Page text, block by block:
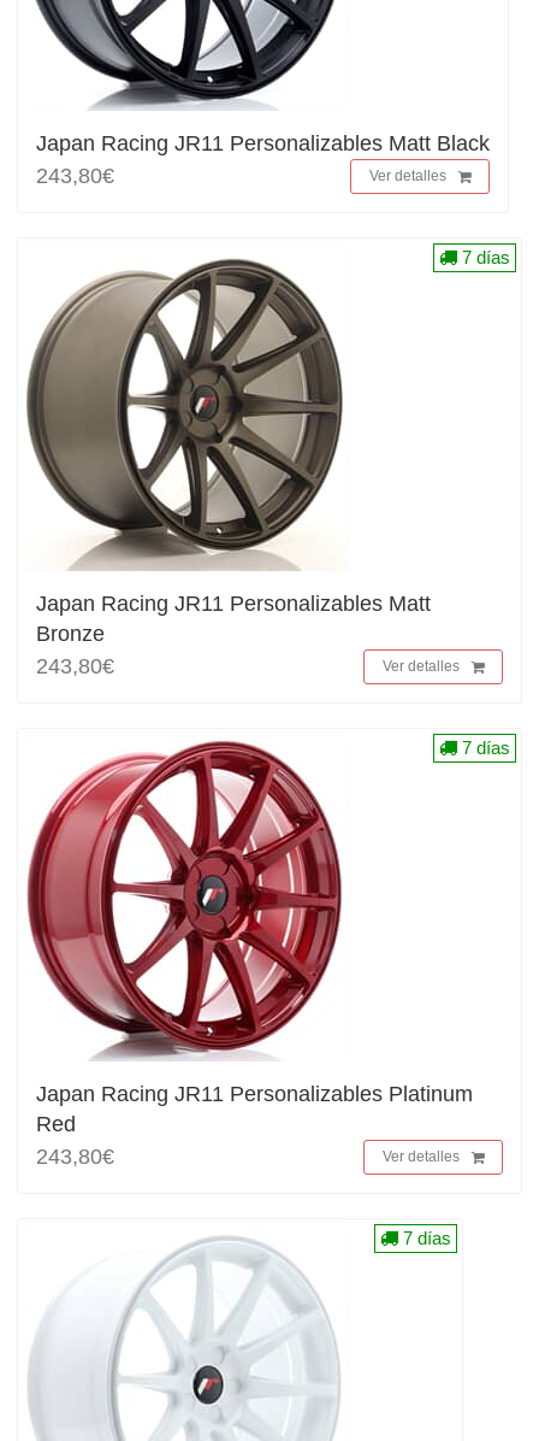
Japan Racing JR11 Personalizables Matt Black
243,80€
Ver detalles
Japan Racing JR11 Personalizables Matt
Bronze
243,80€
Ver detalles
7 días
Japan Racing JR11 Personalizables Platinum
Red
243,80€
Ver detalles
7 días
7 días